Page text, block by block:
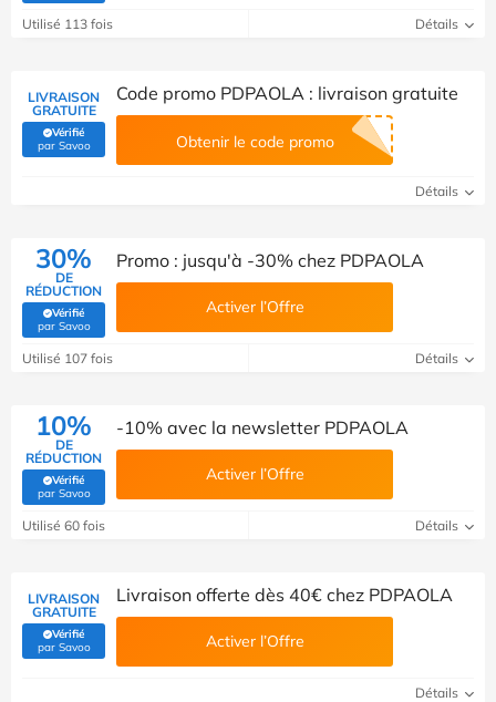
Utilisé 113 fois Détails
LIVRAISON
GRATUITE
Vérifié
par Savoo(Vérifié par Savoo)
Code promo PDPAOLA : livraison gratuite
Obtenir le code promo
Détails
30%
DE
RÉDUCTION
Vérifié
par Savoo(Vérifié par Savoo)
Promo : jusqu'à -30% chez PDPAOLA
Activer l’Offre
Utilisé 107 fois Détails
10%
DE
RÉDUCTION
Vérifié
par Savoo(Vérifié par Savoo)
-10% avec la newsletter PDPAOLA
Activer l’Offre
Utilisé 60 fois Détails
LIVRAISON
GRATUITE
Vérifié
par Savoo(Vérifié par Savoo)
Livraison offerte dès 40€ chez PDPAOLA
Activer l’Offre
Détails